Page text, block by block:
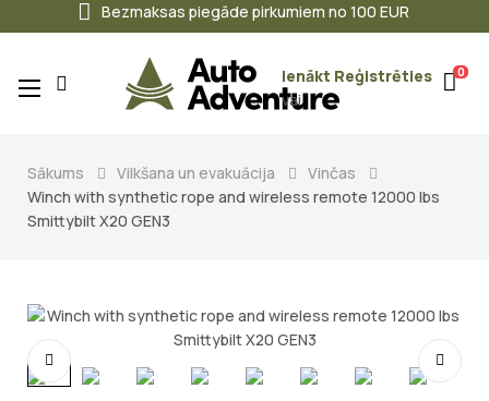
Bezmaksas piegāde pirkumiem no 100 EUR
Ienākt
vai
Reģistrēties 0
Toggle
navigation
☰
Sākums Vilkšana un evakuācija
Vinčas
Winch with synthetic rope and wireless remote 12000 lbs
Smittybilt X20 GEN3